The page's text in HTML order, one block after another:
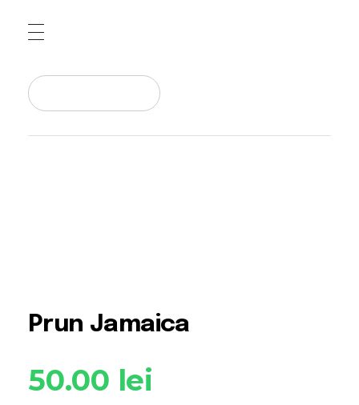
Pomi fructiferi , Vita de Vie si Arbusti Fructiferi
Prun Jamaica
50.00 lei